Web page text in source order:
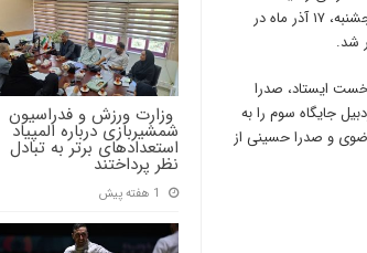
‍ وزارت ورزش و فدراسیون
شمشیربازی درباره المپیاد
استعدادهای برتر به تبادل
نظر پرداختند
1 هفته پیش
کشوری پسران در اسلحه فلوره در رده سنی جوانان، پنجشنبه، ۱۷ آذر ماه در
شد.
ایستاد، صدرا
جایگاه سوم را به
و صدرا حسینی از